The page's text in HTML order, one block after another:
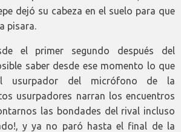
dejó su cabeza en el suelo para que
pisara.
el primer segundo después del
saber desde ese momento lo que
usurpador del micrófono de la
usurpadores narran los encuentros
las bondades del rival incluso
y ya no paró hasta el final de la